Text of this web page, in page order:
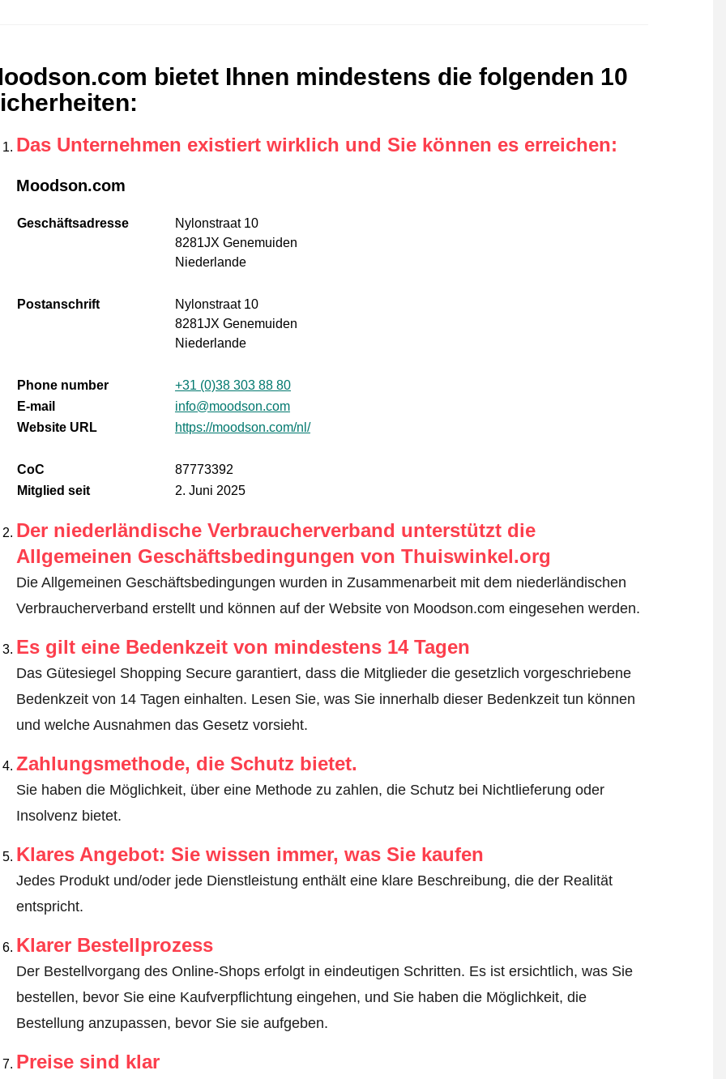
bietet Ihnen mindestens die folgenden 10
:
Das Unternehmen existiert wirklich und Sie können es erreichen:
Moodson.com
Geschäftsadresse
Nylonstraat 10
8281JX Genemuiden
Niederlande
Postanschrift
Nylonstraat 10
8281JX Genemuiden
Niederlande
Phone number
+31 (0)38 303 88 80
E-mail
info@moodson.com
Website URL
https://moodson.com/nl/
CoC
87773392
Mitglied seit
2. Juni 2025
Der niederländische Verbraucherverband unterstützt die
Allgemeinen Geschäftsbedingungen von Thuiswinkel.org
Die Allgemeinen Geschäftsbedingungen wurden in Zusammenarbeit mit dem niederländischen
Verbraucherverband erstellt und können auf der Website von Moodson.com eingesehen werden.
Es gilt eine Bedenkzeit von mindestens 14 Tagen
Das Gütesiegel Shopping Secure garantiert, dass die Mitglieder die gesetzlich vorgeschriebene
Bedenkzeit von 14 Tagen einhalten. Lesen Sie, was Sie innerhalb dieser Bedenkzeit tun können
und welche Ausnahmen das Gesetz vorsieht.
Zahlungsmethode, die Schutz bietet.
Sie haben die Möglichkeit, über eine Methode zu zahlen, die Schutz bei Nichtlieferung oder
Insolvenz bietet.
Klares Angebot: Sie wissen immer, was Sie kaufen
Jedes Produkt und/oder jede Dienstleistung enthält eine klare Beschreibung, die der Realität
entspricht.
Klarer Bestellprozess
Der Bestellvorgang des Online-Shops erfolgt in eindeutigen Schritten. Es ist ersichtlich, was Sie
bestellen, bevor Sie eine Kaufverpflichtung eingehen, und Sie haben die Möglichkeit, die
Bestellung anzupassen, bevor Sie sie aufgeben.
Preise sind klar